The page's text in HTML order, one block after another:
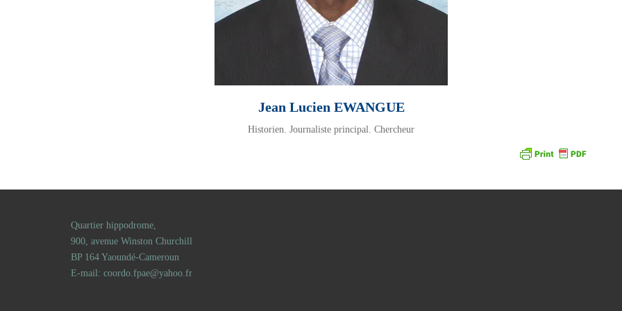
Jean Lucien EWANGUE
Historien. Journaliste principal. Chercheur
Quartier hippodrome,
900, avenue Winston Churchill
BP 164 Yaoundé-Cameroun
E-mail: coordo.fpae@yahoo.fr